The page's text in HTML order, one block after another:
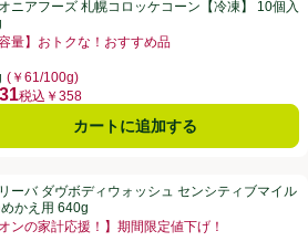
4.7点。
ニアフーズ 札幌コロッケコーン【冷凍】 10個入
容量】おトクな！おすすめ品
(￥61/100g)
税込￥358
カートに追加する
シュ センシティブマイルド つめかえ用
3.0点。
ーバ ダヴボディウォッシュ センシティブマイル
めかえ用 640g
オンの家計応援！】期間限定値下げ！